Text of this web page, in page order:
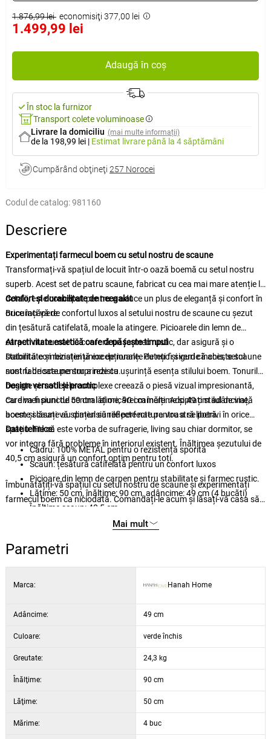
1.876,99 lei economisiţi 377,00 lei
1.499,99 lei
Adaugă în coș
În stoc la furnizor
Transport colete voluminoase
Livrare la domiciliu (mai multe informații)
de la 198,99 lei | Estimat livrare până la 4 săptămâni
Cumpărând obţineţi 257 Norocei
Codul de catalog:981160
Descriere
Experimentați farmecul boem cu setul nostru de scaune
Transformați-vă spațiul de locuit într-o oază boemă cu setul nostru
superb. Acest set de patru scaune, fabricat cu cea mai mare atenție la
detalii, este conceput pentru a aduce un plus de eleganță și confort în
orice încăpere.
Confort și durabilitate de neegalat
Bucurați-vă de confortul luxos al setului nostru de scaune cu șezut
din țesătură catifelată, moale la atingere. Picioarele din lemn de
carpen nu numai că conferă un farmec rustic, dar asigură și o
stabilitate și rezistență excepționale. Puteți fi siguri că aceste scaune
sunt fabricate pentru a rezista.
Atractivitate estetică care depășește timpul
Datorită combinației unice de nuanțe de nuc și verde închis, setul
nostru de scaune surprinde cu ușurință esența stilului boem. Tonurile
bogate și modelele complexe creează o piesă vizual impresionantă,
care va fi punctul central al oricărei camere. Adoptați stilul de viață
boem și lăsați-vă spațiul să reflecte natura voastră liberă.
Design versatil și practic
Cu dimensiuni de 50 cm lățime, 90 cm înălțime și 49 cm adâncime,
aceste scaune au dimensiunile perfecte pentru a se potrivi în orice
spațiu. Fie că este vorba de sufragerie, living sau chiar dormitor, se
vor integra fără probleme în interiorul existent. Înălțimea șezutului de
40,5 cm asigură un confort optim pentru toți.
Date tehnice:
Cadru: 100% METAL pentru o rezistență sporită
Scaun: țesătură catifelată pentru un confort luxos
Picioare din lemn de carpen pentru stabilitate și farmec rustic.
Lățime: 50 cm, înălțime: 90 cm, adâncime: 49 cm (4 bucăți)
Înălțime scaun: 40,5 cm
Capacitate maximă: 160 kg
Îmbunătățiți-vă spațiul cu setul nostru de scaune și experimentați
farmecul boem ca niciodată. Comandați-le acum și lăsați-vă casa să
Mai mult
Parametri
Marca: Hanah Home
Adâncime: 49 cm
Culoare: verde închis
Greutate: 24,3 kg
Înălţime: 90 cm
Lăţime: 50 cm
Mărime: 4 buc